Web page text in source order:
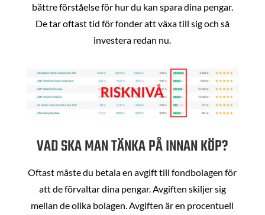
bättre förståelse för hur du kan spara dina pengar.
De tar oftast tid för fonder att växa till sig och så
investera redan nu.
VAD SKA MAN TÄNKA PÅ INNAN KÖP?
Oftast måste du betala en avgift till fondbolagen för
att de förvaltar dina pengar. Avgiften skiljer sig
mellan de olika bolagen. Avgiften är en procentuell